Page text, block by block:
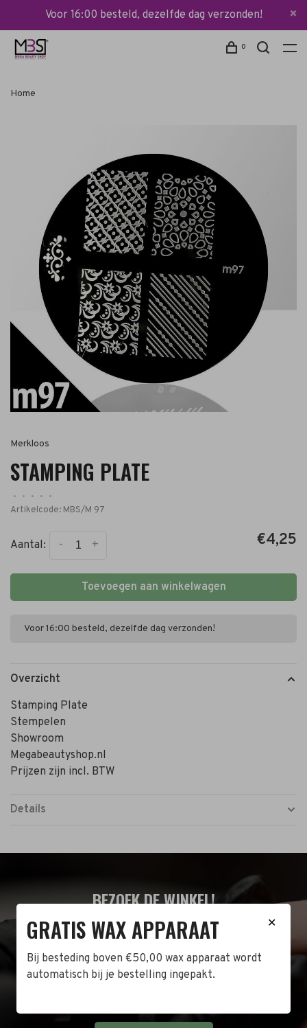
Voor 16:00 besteld, dezelfde dag verzonden!
0
Home
Merkloos
STAMPING PLATE
• • • •
•
Artikelcode: MBS/M 97
Aantal: +
- €4,25
Toevoegen aan winkelwagen
Voor 16:00 besteld, dezelfde dag verzonden!
Overzicht
Stamping Plate
Stempelen
Showroom
Megabeautyshop.nl
Prijzen zijn incl. BTW
Details
BEZOEK DE WINKEL!
Naast de online shop hebben wij ook een fysieke
Leeuwenhoekstraat 10. Kom op een doordeweekse
dag langs tussen 10:00 en 17:00 of op de zaterdag
✕
GRATIS WAX APPARAAT
Bij besteding boven €50,00 wax apparaat wordt
automatisch bij je bestelling ingepakt.